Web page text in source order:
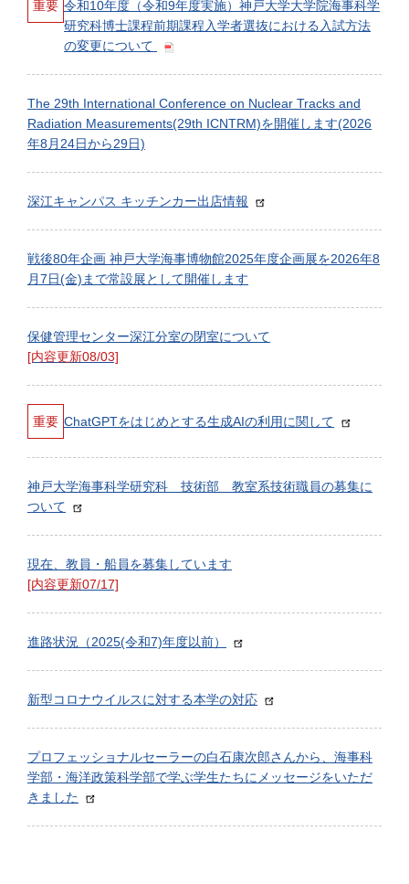
重要 令和10年度（令和9年度実施）神戸大学大学院海事科学
研究科博士課程前期課程入学者選抜における入試方法
の変更について
The 29th International Conference on Nuclear Tracks and
Radiation Measurements(29th ICNTRM)を開催します(2026
年8月24日から29日)
深江キャンパス キッチンカー出店情報
戦後80年企画 神戸大学海事博物館2025年度企画展を2026年8
月7日(金)まで常設展として開催します
保健管理センター深江分室の閉室について
[内容更新08/03]
重要 ChatGPTをはじめとする生成AIの利用に関して
神戸大学海事科学研究科 技術部 教室系技術職員の募集に
ついて
現在、教員・船員を募集しています
[内容更新07/17]
進路状況（2025(令和7)年度以前）
新型コロナウイルスに対する本学の対応
プロフェッショナルセーラーの白石康次郎さんから、海事科
学部・海洋政策科学部で学ぶ学生たちにメッセージをいただ
きました